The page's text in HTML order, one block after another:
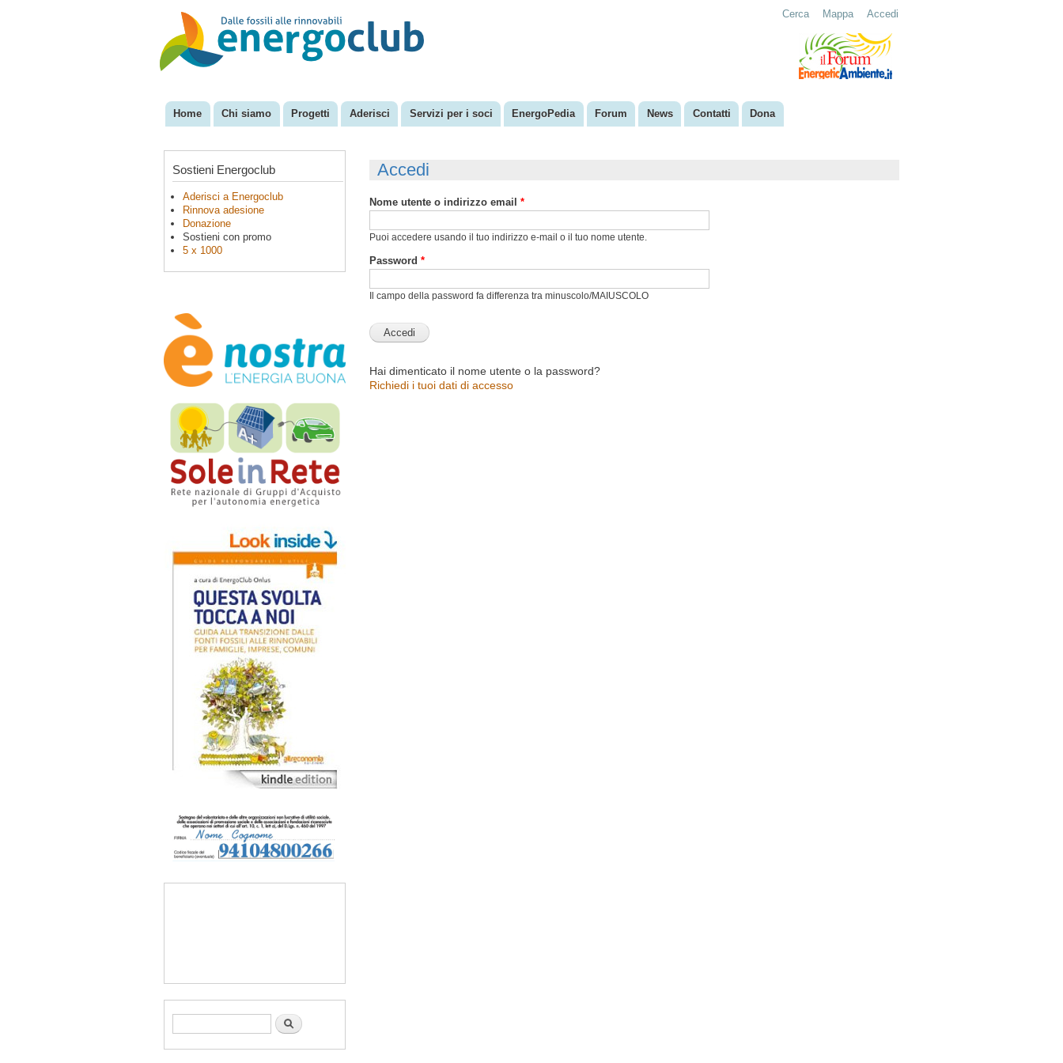
EnergoClub
per la
riconversione
del sistema
Menu principale
Home Chi siamo Progetti Aderisci Servizi per i soci EnergoPedia Forum News Contatti Dona
Cerca Mappa Accedi
Sostieni Energoclub
Aderisci a Energoclub
Rinnova adesione
Donazione
Sostieni con promo
5 x 1000
Form di ricerca Cerca
Accedi
Nome utente o indirizzo email *
Puoi accedere usando il tuo indirizzo e-mail o il tuo nome utente.
Password *
Il campo della password fa differenza tra minuscolo/MAIUSCOLO
Hai dimenticato il nome utente o la password?
Richiedi i tuoi dati di accesso